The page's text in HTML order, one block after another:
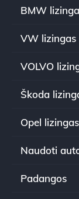
BMW
VW lizingas
VOLVO
Škoda
Opel lizingas
Naudoti
Padangos